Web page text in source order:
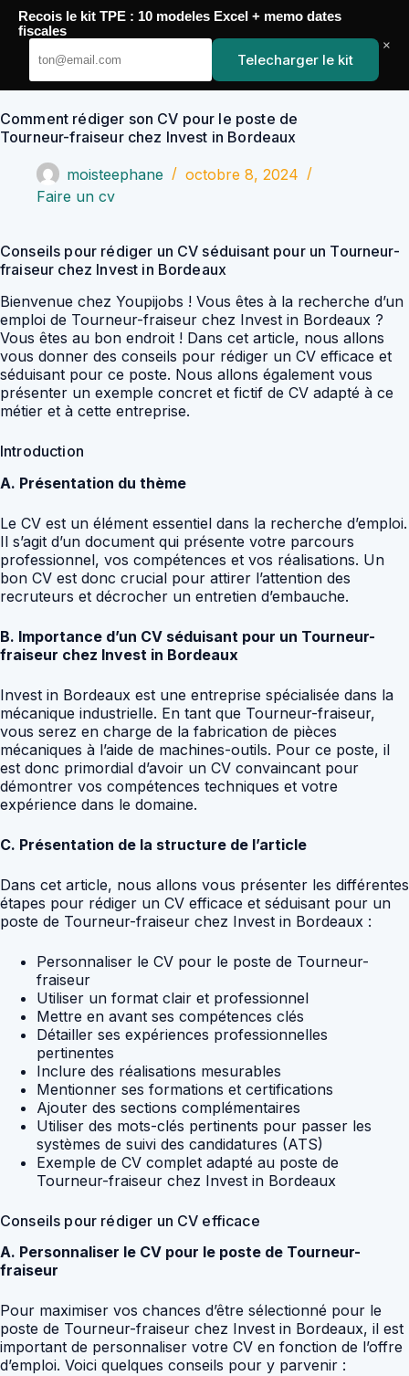
Passer
contenu
YoupiJobs
Comment rédiger son CV pour le poste de
Tourneur-fraiseur chez Invest in Bordeaux
moisteephane
octobre 8, 2024
Faire un cv
Conseils pour rédiger un CV séduisant pour un Tourneur-
fraiseur chez Invest in Bordeaux
Bienvenue chez Youpijobs ! Vous êtes à la recherche d’un
emploi de Tourneur-fraiseur chez Invest in Bordeaux ?
Vous êtes au bon endroit ! Dans cet article, nous allons
vous donner des conseils pour rédiger un CV efficace et
séduisant pour ce poste. Nous allons également vous
présenter un exemple concret et fictif de CV adapté à ce
métier et à cette entreprise.
Introduction
A. Présentation du thème
Le CV est un élément essentiel dans la recherche d’emploi.
Il s’agit d’un document qui présente votre parcours
professionnel, vos compétences et vos réalisations. Un
bon CV est donc crucial pour attirer l’attention des
recruteurs et décrocher un entretien d’embauche.
B. Importance d’un CV séduisant pour un Tourneur-
fraiseur chez Invest in Bordeaux
Invest in Bordeaux est une entreprise spécialisée dans la
mécanique industrielle. En tant que Tourneur-fraiseur,
vous serez en charge de la fabrication de pièces
mécaniques à l’aide de machines-outils. Pour ce poste, il
est donc primordial d’avoir un CV convaincant pour
démontrer vos compétences techniques et votre
expérience dans le domaine.
C. Présentation de la structure de l’article
Dans cet article, nous allons vous présenter les différentes
étapes pour rédiger un CV efficace et séduisant pour un
poste de Tourneur-fraiseur chez Invest in Bordeaux :
Personnaliser le CV pour le poste de Tourneur-
fraiseur
Utiliser un format clair et professionnel
Mettre en avant ses compétences clés
Détailler ses expériences professionnelles
pertinentes
Inclure des réalisations mesurables
Mentionner ses formations et certifications
Ajouter des sections complémentaires
Utiliser des mots-clés pertinents pour passer les
systèmes de suivi des candidatures (ATS)
Exemple de CV complet adapté au poste de
Tourneur-fraiseur chez Invest in Bordeaux
Conseils pour rédiger un CV efficace
A. Personnaliser le CV pour le poste de Tourneur-
fraiseur
Pour maximiser vos chances d’être sélectionné pour le
poste de Tourneur-fraiseur chez Invest in Bordeaux, il est
important de personnaliser votre CV en fonction de l’offre
d’emploi. Voici quelques conseils pour y parvenir :
Recois le kit TPE : 10 modeles Excel + memo dates
fiscales
Telecharger le kit
×